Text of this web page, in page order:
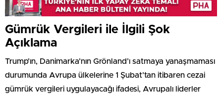
Gümrük Vergileri ile İlgili Şok
Açıklama
Trump’ın, Danimarka’nın Grönland’ı satmaya yanaşmaması
durumunda Avrupa ülkelerine 1 Şubat’tan itibaren cezai
gümrük vergileri uygulayacağı ifadesi, Avrupalı liderler